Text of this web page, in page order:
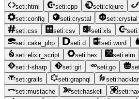
seti:html
seti:cpp seti:clojure
seti:config
seti:crystal
seti:css
seti:csv seti:xls
seti:cake_php
seti:d seti:word
seti:elixir_script
seti:hex seti:elm
seti:f-sharp
seti:git seti:go
seti:grails
seti:graphql
seti:mustache
seti:haskell